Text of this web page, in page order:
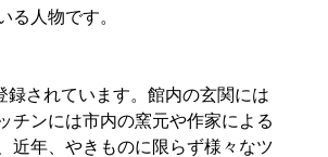
る人物です。
されています。館内の玄関には
チンには市内の窯元や作家による
近年、やきものに限らず様々なツ